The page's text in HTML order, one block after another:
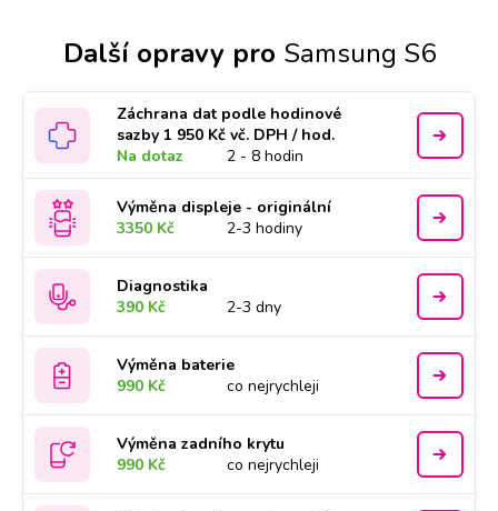
Další opravy pro Samsung S6
Záchrana dat podle hodinové
sazby 1 950 Kč vč. DPH / hod.
Na dotaz
2 - 8 hodin
Výměna displeje - originální
3350 Kč
2-3 hodiny
Diagnostika
390 Kč
2-3 dny
Výměna baterie
990 Kč
co nejrychleji
Výměna zadního krytu
990 Kč
co nejrychleji